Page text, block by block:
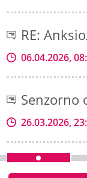
RE:
06.04.2026,
Senzorno
26.03.2026,